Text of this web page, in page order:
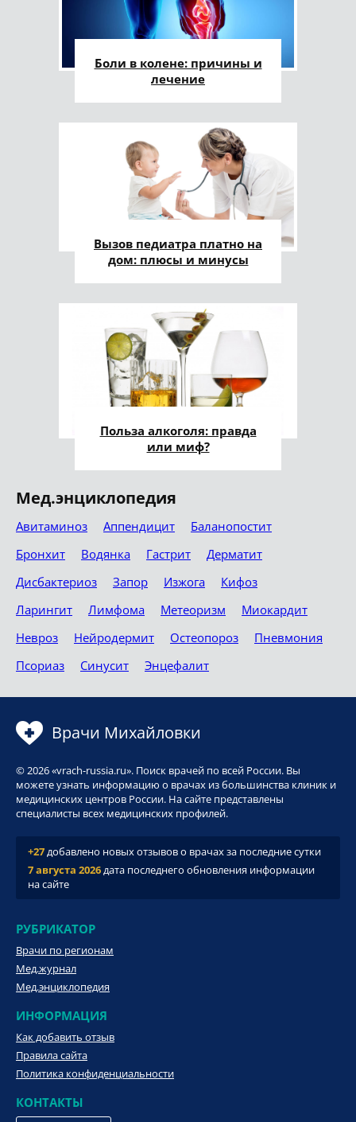
Боли в колене: причины и
лечение
Вызов педиатра платно на
дом: плюсы и минусы
Польза алкоголя: правда
или миф?
Мед.энциклопедия
Авитаминоз Аппендицит
Баланопостит
Бронхит
Водянка Гастрит
Дерматит
Дисбактериоз
Запор Изжога
Кифоз
Ларингит
Лимфома Метеоризм
Миокардит
Невроз
Нейродермит Остеопороз
Пневмония
Псориаз
Синусит Энцефалит
Врачи Михайловки
© 2026 «vrach-russia.ru». Поиск врачей по всей России. Вы
можете узнать информацию о врачах из большинства клиник и
медицинских центров России. На сайте представлены
специалисты всех медицинских профилей.
+27добавлено новых отзывов о врачах за последние сутки
7 августа 2026дата последнего обновления информации
на сайте
РУБРИКАТОР
Врачи по регионам
Мед.журнал
Мед.энциклопедия
ИНФОРМАЦИЯ
Как добавить отзыв
Правила сайта
Политика конфиденциальности
КОНТАКТЫ